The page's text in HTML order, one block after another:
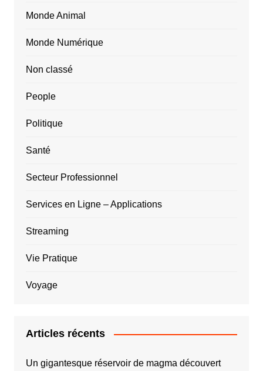
Monde Animal
Monde Numérique
Non classé
People
Politique
Santé
Secteur Professionnel
Services en Ligne – Applications
Streaming
Vie Pratique
Voyage
Articles récents
Un gigantesque réservoir de magma découvert